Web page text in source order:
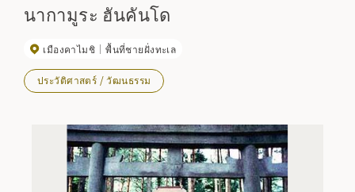
นากามูระ ฮันคันโด
เมืองคาไมชิ พื้นที่ชายฝั่งทะเล
ประวัติศาสตร์ / วัฒนธรรม